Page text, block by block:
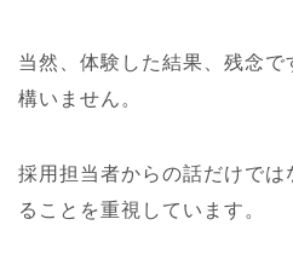
当然、体験した結果、残念
構いません。
採用担当者からの話だけでは
ることを重視しています。